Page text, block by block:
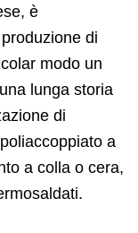
è
di
modo un
lunga storia
di
a
a colla o cera,